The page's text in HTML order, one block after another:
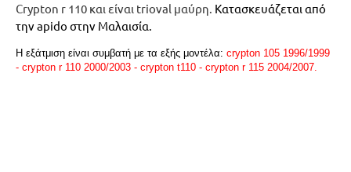
Crypton r 110 και είναι trioval μαύρη. Κατασκευάζεται από
την apido στην Μαλαισία.
Η εξάτμιση είναι συμβατή με τα εξής μοντέλα: crypton 105 1996/1999
- crypton r 110 2000/2003 - crypton t110 - crypton r 115 2004/2007.